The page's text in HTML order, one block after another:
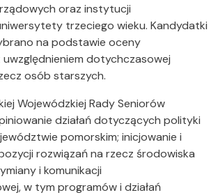
oraz instytucji
trzeciego wieku. Kandydatki
na podstawie oceny
dotychczasowej
osób starszych.
Wojewódzkiej Rady Seniorów
działań dotyczących polityki
pomorskim; inicjowanie i
rozwiązań na rzecz środowiska
i komunikacji
w tym programów i działań